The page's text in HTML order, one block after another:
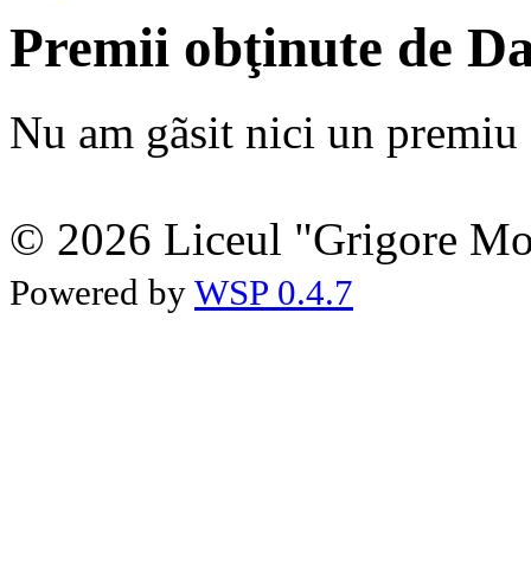
Premii obţinute de
Nu am gãsit nici un premiu
© 2026 Liceul "Grigore
Powered by WSP 0.4.7